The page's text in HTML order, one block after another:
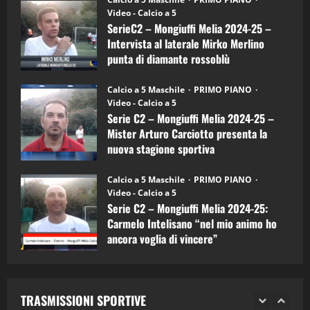
–
Intervista
a
mister
Arturo
Carciotto
(Mongiuffi
Video - Calcio a 5
SerieC2 – Mongiuffi Melia 2024-25 –
Intervista al laterale Mirko Merlino
punta di diamante rossoblù
Calcio a 5 Maschile
PRIMO PIANO
Video - Calcio a 5
Serie C2 – Mongiuffi Melia 2024-25 –
Mister Arturo Carciotto presenta la
nuova stagione sportiva
Calcio a 5 Maschile
PRIMO PIANO
Video - Calcio a 5
Serie C2 – Mongiuffi Melia 2024-25:
Carmelo Intelisano “nel mio animo ho
ancora voglia di vincere”
TRASMISSIONI SPORTIVE
4
(Martedi 14 Aprile 2026)
15/04/2026
5
“SportEmpire” in Podcast: 26^ Puntata
(Martedi 07 Aprile 2026)
08/04/2026
1
“SportEmpire” in Podcast: 30^ Puntata
(Martedi 05 Maggio 2026)
08/05/2026
2 28/04/2026